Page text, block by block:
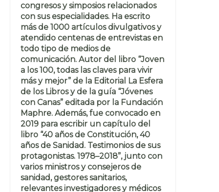
congresos y simposios relacionados
con sus especialidades. Ha escrito
más de 1000 artículos divulgativos y
atendido centenas de entrevistas en
todo tipo de medios de
comunicación. Autor del libro “Joven
a los 100, todas las claves para vivir
más y mejor” de la Editorial La Esfera
de los Libros y de la guía “Jóvenes
con Canas” editada por la Fundación
Maphre. Además, fue convocado en
2019 para escribir un capítulo del
libro “40 años de Constitución, 40
años de Sanidad. Testimonios de sus
protagonistas. 1978–2018”, junto con
varios ministros y consejeros de
sanidad, gestores sanitarios,
relevantes investigadores y médicos